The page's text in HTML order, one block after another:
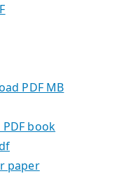
PDF MB
PDF book
paper